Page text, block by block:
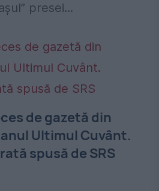
presei...
de gazetă din
Ultimul Cuvânt.
spusă de SRS